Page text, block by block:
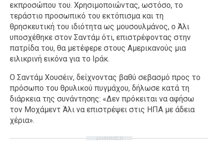
εκπροσώπου του. Χρησιμοποιώντας, ωστόσο, το
τεράστιο προσωπικό του εκτόπισμα και τη
θρησκευτική του ιδιότητα ως μουσουλμάνος, ο Άλι
υποσχέθηκε στον Σαντάμ ότι, επιστρέφοντας στην
πατρίδα του, θα μετέφερε στους Αμερικανούς μια
ειλικρινή εικόνα για το Ιράκ.
Ο Σαντάμ Χουσέιν, δείχνοντας βαθύ σεβασμό προς το
πρόσωπο του θρυλικού πυγμάχου, δήλωσε κατά τη
διάρκεια της συνάντησης: «Δεν πρόκειται να αφήσω
τον Μοχάμεντ Άλι να επιστρέψει στις ΗΠΑ με άδεια
χέρια».
ΔΙΑΦΗΜΙΣΗ